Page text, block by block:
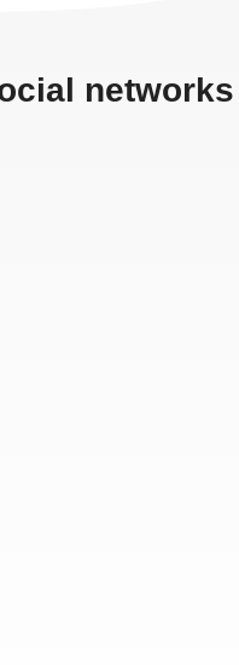
networks